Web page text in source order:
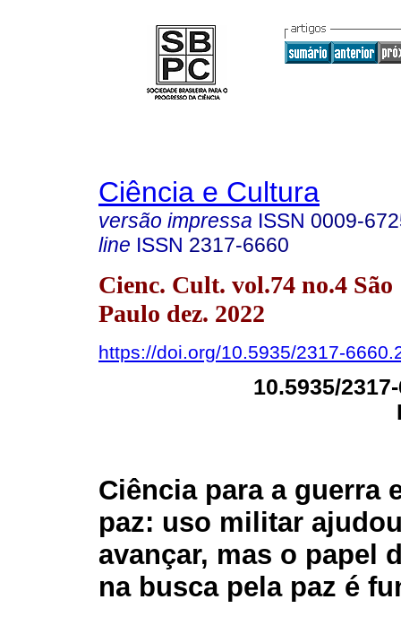
Ciência e Cultura
versão impressa ISSN 0009-
line ISSN 2317-6660
Cienc. Cult. vol.74 no.4 São
Paulo dez. 2022
https://doi.org/10.5935/2317-
10.5935/
Ciência para a guerra
paz: uso militar
avançar, mas o papel
na busca pela paz é